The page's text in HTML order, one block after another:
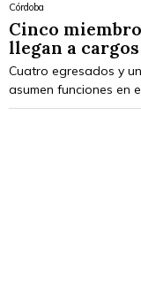
Córdoba
Cinco
llegan a
Cuatro egresados y
asumen funciones en